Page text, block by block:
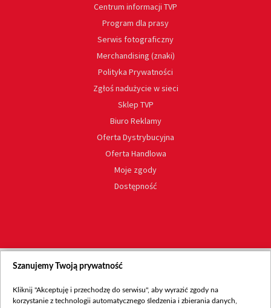
Centrum informacji TVP
Program dla prasy
Serwis fotograficzny
Merchandising (znaki)
Polityka Prywatności
Zgłoś nadużycie w sieci
Sklep TVP
Biuro Reklamy
Oferta Dystrybucyjna
Oferta Handlowa
Moje zgody
Dostępność
Szanujemy Twoją prywatność
Kliknij "Akceptuję i przechodzę do serwisu", aby wyrazić zgody na
korzystanie z technologii automatycznego śledzenia i zbierania danych,